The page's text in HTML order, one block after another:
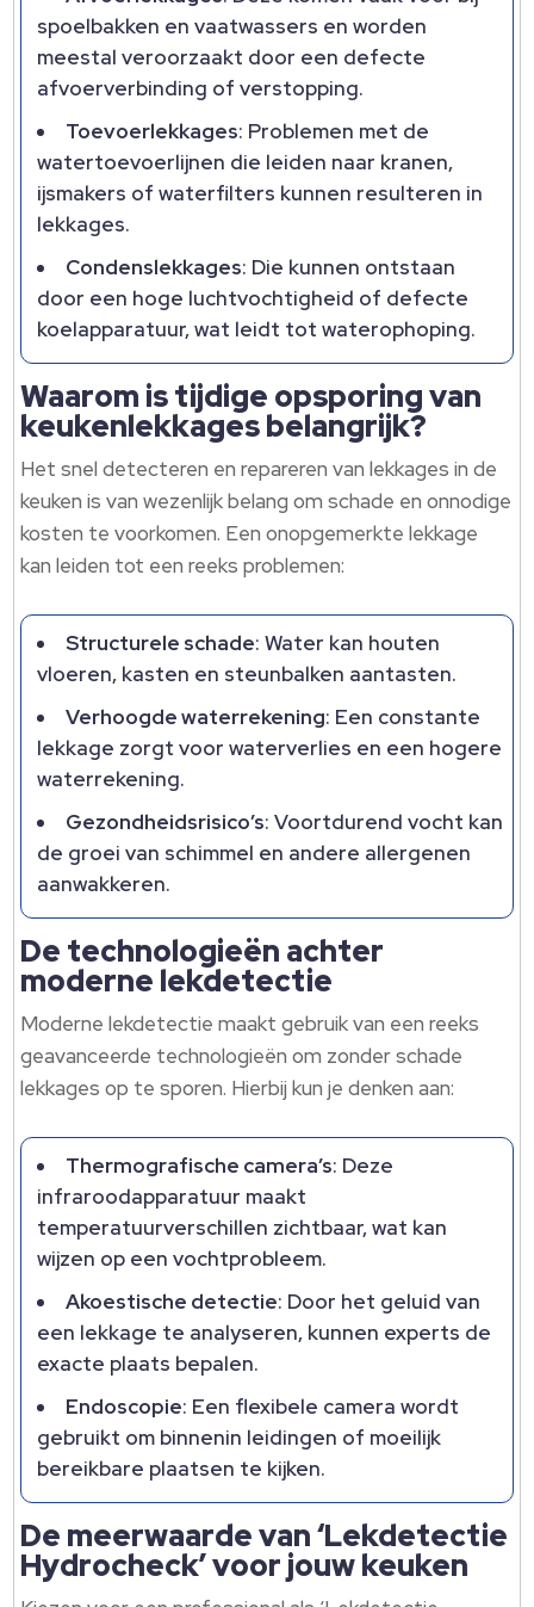
spoelbakken en vaatwassers en worden
meestal veroorzaakt door een defecte
afvoerverbinding of verstopping.​
Toevoerlekkages: Problemen met de
watertoevoerlijnen die leiden naar kranen,
ijsmakers of waterfilters kunnen resulteren in
lekkages.​
Condenslekkages: Die kunnen ontstaan
door een hoge luchtvochtigheid of defecte
koelapparatuur, wat leidt tot waterophoping.​
Waarom is tijdige opsporing van
keukenlekkages belangrijk?
Het snel detecteren en repareren van lekkages in de
keuken is van wezenlijk belang om schade en onnodige
kosten te voorkomen.​ Een onopgemerkte lekkage
kan leiden tot een reeks problemen:
Structurele schade: Water kan houten
vloeren, kasten en steunbalken aantasten.​
Verhoogde waterrekening: Een constante
lekkage zorgt voor waterverlies en een hogere
waterrekening.​
Gezondheidsrisico’s: Voortdurend vocht kan
de groei van schimmel en andere allergenen
aanwakkeren.​
De technologieën achter
moderne lekdetectie
Moderne lekdetectie maakt gebruik van een reeks
geavanceerde technologieën om zonder schade
lekkages op te sporen.​ Hierbij kun je denken aan:
Thermografische camera’s: Deze
infraroodapparatuur maakt
temperatuurverschillen zichtbaar, wat kan
wijzen op een vochtprobleem.​
Akoestische detectie: Door het geluid van
een lekkage te analyseren, kunnen experts de
exacte plaats bepalen.​
Endoscopie: Een flexibele camera wordt
gebruikt om binnenin leidingen of moeilijk
bereikbare plaatsen te kijken.​
De meerwaarde van ‘Lekdetectie
Hydrocheck’ voor jouw keuken